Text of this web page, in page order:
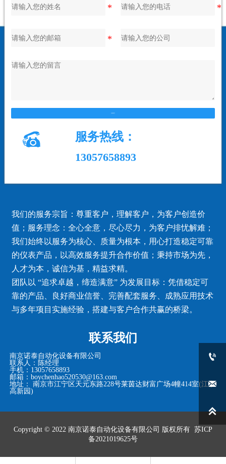
 服务热线：
13057658893
我们的服务宗旨：尊重客户，理解客户，为客户创造价
值；服务理念：全心全意，尽心尽力，为客户排忧解难；
我们始终以服务为核心、质量为根本，用心打造稳定可靠
的仪表产品，以高效服务提升合作价值；秉持市场为先，
人才为本，诚信为基，精益求精。
团队以 “追求卓越，缔造满意” 为发展目标：凭借稳定可
靠的产品、良好商业信誉、完善配套服务、成熟应用技术
与多年项目实施经验，搭建与客户合作共赢的桥梁。
联系我们
南京诺泰自动化设备有限公司
联系人：陈经理
手机：13057658893
邮箱：boychenhao520530@163.com
地址： 南京市江宁区天元东路228号莱茵达财富广场4幢414室(江宁
高新园)
Copyright © 2022 南京诺泰自动化设备有限公司 版权所有 苏ICP
备2021019625号


